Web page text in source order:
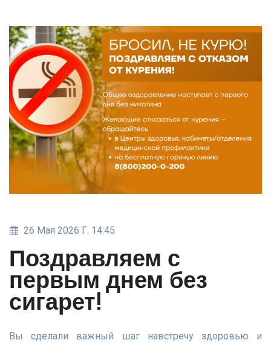
26 Мая 2026 Г. 14:45
Поздравляем с
первым днем без
сигарет!
Вы сделали важный шаг навстречу здоровью и